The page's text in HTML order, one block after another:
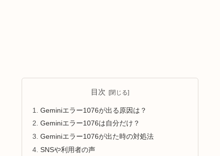
目次
Geminiエラー1076が出る原因は？
Geminiエラー1076は自分だけ？
Geminiエラー1076が出た時の対処法
SNSや利用者の声